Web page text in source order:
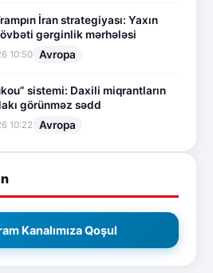
İran strategiyası: Yaxın
gərginlik mərhələsi
10:50 Avropa
sistemi: Daxili miqrantların
görünməz sədd
10:22 Avropa
Kanalımıza Qoşul